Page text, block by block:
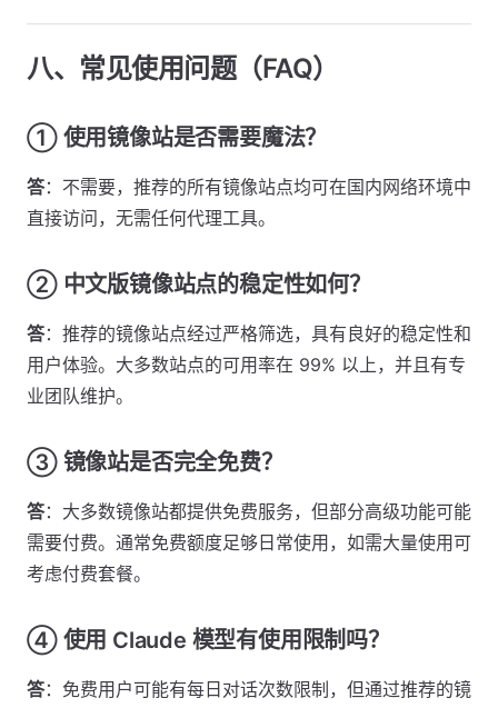
八、常见使用问题（FAQ）
① 使用镜像站是否需要魔法？
答：不需要，推荐的所有镜像站点均可在国内网络环境中
直接访问，无需任何代理工具。
② 中文版镜像站点的稳定性如何？
答：推荐的镜像站点经过严格筛选，具有良好的稳定性和
用户体验。大多数站点的可用率在 99% 以上，并且有专
业团队维护。
③ 镜像站是否完全免费？
答：大多数镜像站都提供免费服务，但部分高级功能可能
需要付费。通常免费额度足够日常使用，如需大量使用可
考虑付费套餐。
④ 使用 Claude 模型有使用限制吗？
答：免费用户可能有每日对话次数限制，但通过推荐的镜